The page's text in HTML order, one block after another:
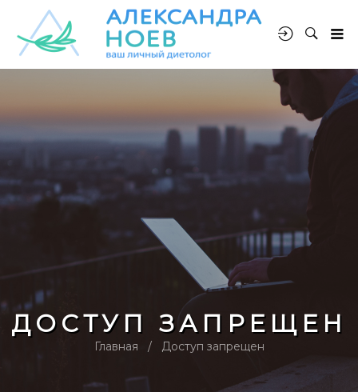
ДОСТУП ЗАПРЕЩЕН
Главная Доступ запрещен